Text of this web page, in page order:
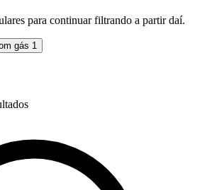
para continuar filtrando a partir daí.
gás 1